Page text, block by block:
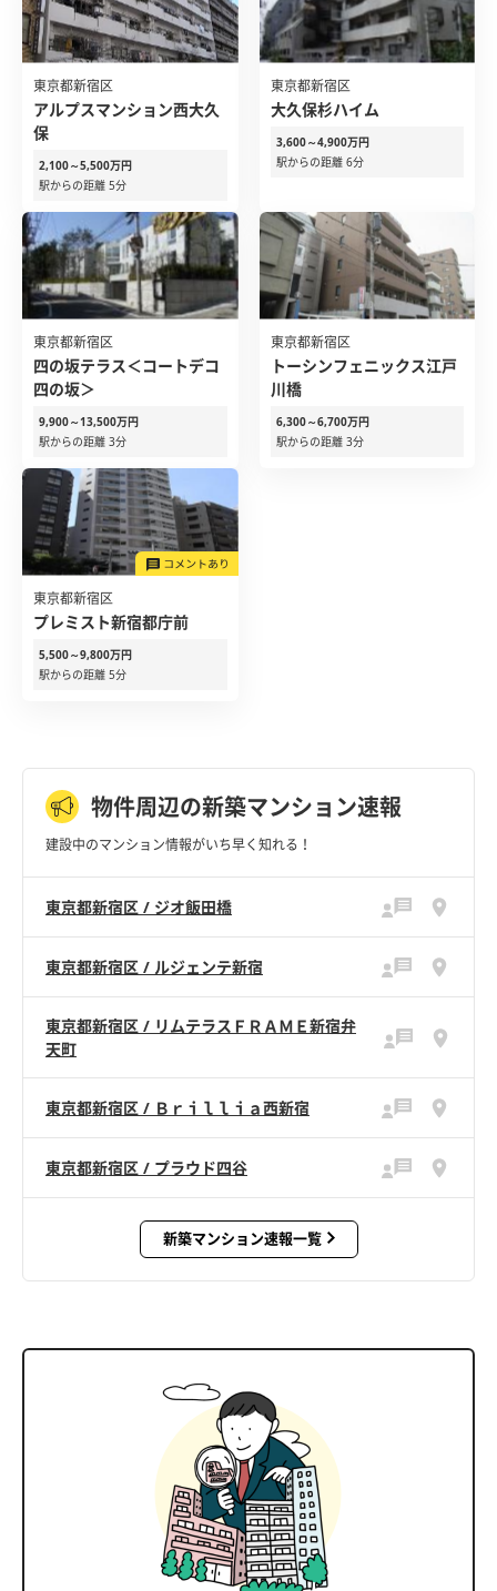
東京都新宿区
アルプスマンション西大久
保
2,100～5,500万円
駅からの距離 5分
東京都新宿区
大久保杉ハイム
3,600～4,900万円
駅からの距離 6分
東京都新宿区
四の坂テラス＜コートデコ
四の坂＞
9,900～13,500万円
駅からの距離 3分
東京都新宿区
トーシンフェニックス江戸
川橋
6,300～6,700万円
駅からの距離 3分
東京都新宿区
プレミスト新宿都庁前
5,500～9,800万円
駅からの距離 5分
物件周辺の新築マンション速報
建設中のマンション情報がいち早く知れる！
東京都新宿区 / ジオ飯田橋
東京都新宿区 / ルジェンテ新宿
東京都新宿区 / リムテラスＦＲＡＭＥ新宿弁
天町
東京都新宿区 / Ｂｒｉｌｌｉａ西新宿
東京都新宿区 / プラウド四谷
新築マンション速報一覧